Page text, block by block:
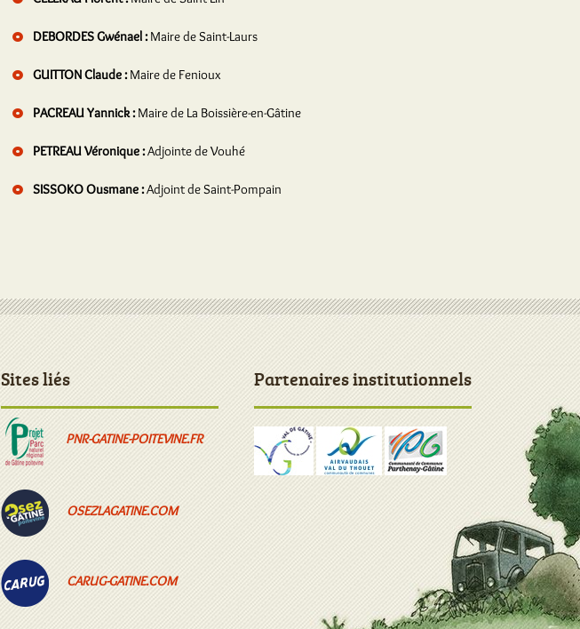
DEBORDES Gwénael :Maire de Saint-Laurs
GUITTON Claude :Maire de Fenioux
PACREAU Yannick :Maire de La Boissière-en-Gâtine
PETREAU Véronique :Adjointe de Vouhé
SISSOKO Ousmane :Adjoint de Saint-Pompain
Sites liés
PNR-GATINE-POITEVINE.FR
OSEZLAGATINE.COM
CARUG-GATINE.COM
Partenaires institutionnels